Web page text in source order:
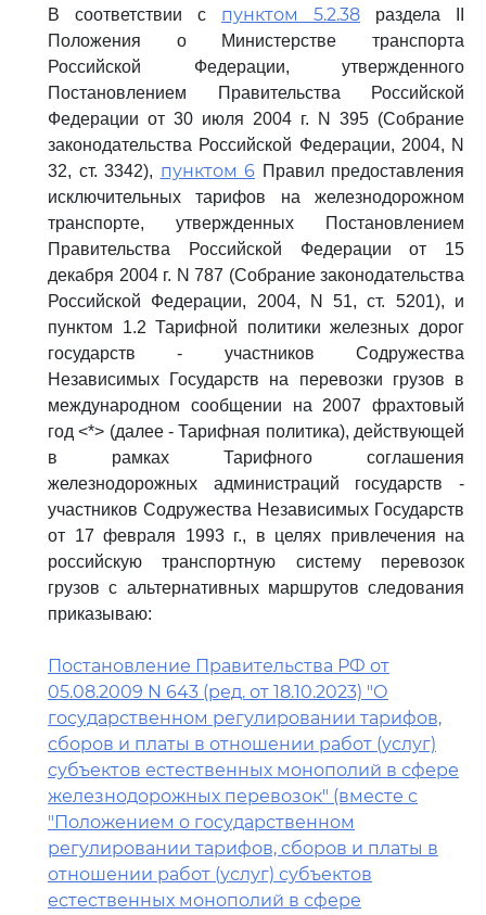
В соответствии с пунктом 5.2.38 раздела II
Положения о Министерстве транспорта
Российской Федерации, утвержденного
Постановлением Правительства Российской
Федерации от 30 июля 2004 г. N 395 (Собрание
законодательства Российской Федерации, 2004, N
32, ст. 3342), пунктом 6 Правил предоставления
исключительных тарифов на железнодорожном
транспорте, утвержденных Постановлением
Правительства Российской Федерации от 15
декабря 2004 г. N 787 (Собрание законодательства
Российской Федерации, 2004, N 51, ст. 5201), и
пунктом 1.2 Тарифной политики железных дорог
государств - участников Содружества
Независимых Государств на перевозки грузов в
международном сообщении на 2007 фрахтовый
год <*> (далее - Тарифная политика), действующей
в рамках Тарифного соглашения
железнодорожных администраций государств -
участников Содружества Независимых Государств
от 17 февраля 1993 г., в целях привлечения на
российскую транспортную систему перевозок
грузов с альтернативных маршрутов следования
приказываю:
Постановление Правительства РФ от
05.08.2009 N 643 (ред. от 18.10.2023) "О
государственном регулировании тарифов,
сборов и платы в отношении работ (услуг)
субъектов естественных монополий в сфере
железнодорожных перевозок" (вместе с
"Положением о государственном
регулировании тарифов, сборов и платы в
отношении работ (услуг) субъектов
естественных монополий в сфере